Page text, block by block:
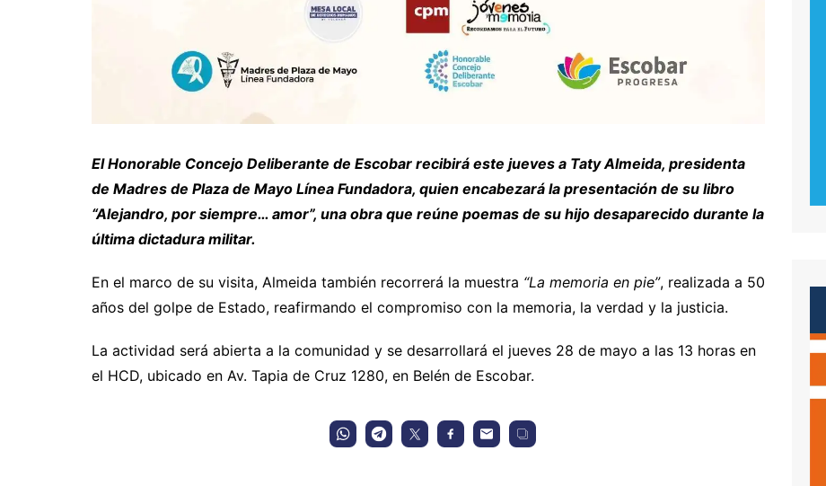
El Honorable Concejo Deliberante de Escobar recibirá este jueves a Taty Almeida, presidenta
de Madres de Plaza de Mayo Línea Fundadora, quien encabezará la presentación de su libro
“Alejandro, por siempre… amor”, una obra que reúne poemas de su hijo desaparecido durante la
última dictadura militar.
En el marco de su visita, Almeida también recorrerá la muestra “La memoria en pie”, realizada a 50
años del golpe de Estado, reafirmando el compromiso con la memoria, la verdad y la justicia.
La actividad será abierta a la comunidad y se desarrollará el jueves 28 de mayo a las 13 horas en
el HCD, ubicado en Av. Tapia de Cruz 1280, en Belén de Escobar.